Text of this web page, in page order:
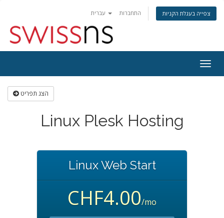
התחברות צפייה בעגלת הקניות
ניווט
הצג תפריט
Linux Plesk Hosting
Linux Web Start
CHF4.00/mo